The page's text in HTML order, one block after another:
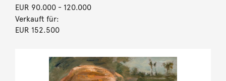
EUR 90.000- 120.000
Verkauft für:
EUR 152.500